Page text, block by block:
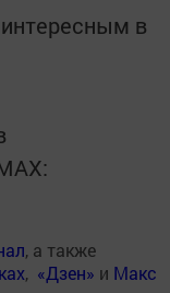
в
, а также
, «Дзен» и Макс